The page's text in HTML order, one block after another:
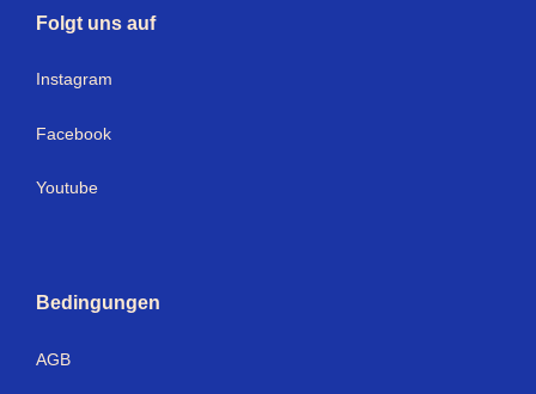
Folgt uns auf
Instagram
Facebook
Youtube
Bedingungen
AGB